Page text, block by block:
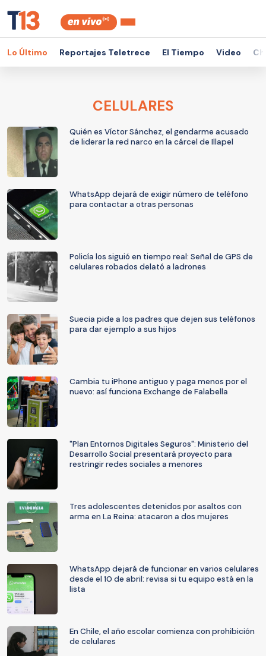
Lo Último Reportajes Teletrece El Tiempo Video
CELULARES
Quién es Víctor Sánchez, el gendarme acusado
de liderar la red narco en la cárcel de Illapel
WhatsApp dejará de exigir número de teléfono
para contactar a otras personas
Policía los siguió en tiempo real: Señal de GPS de
celulares robados delató a ladrones
Suecia pide a los padres que dejen sus teléfonos
para dar ejemplo a sus hijos
Cambia tu iPhone antiguo y paga menos por el
nuevo: así funciona Exchange de Falabella
"Plan Entornos Digitales Seguros": Ministerio del
Desarrollo Social presentará proyecto para
restringir redes sociales a menores
Tres adolescentes detenidos por asaltos con
arma en La Reina: atacaron a dos mujeres
WhatsApp dejará de funcionar en varios celulares
desde el 10 de abril: revisa si tu equipo está en la
lista
En Chile, el año escolar comienza con prohibición
de celulares